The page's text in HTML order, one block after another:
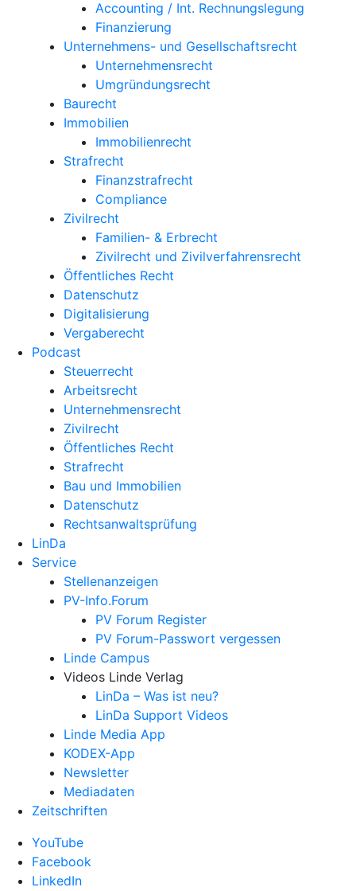
Accounting / Int. Rechnungslegung
Finanzierung
Unternehmens- und Gesellschaftsrecht
Unternehmensrecht
Umgründungsrecht
Baurecht
Immobilien
Immobilienrecht
Strafrecht
Finanzstrafrecht
Compliance
Zivilrecht
Familien- & Erbrecht
Zivilrecht und Zivilverfahrensrecht
Öffentliches Recht
Datenschutz
Digitalisierung
Vergaberecht
Podcast
Steuerrecht
Arbeitsrecht
Unternehmens­recht
Zivilrecht
Öffentliches Recht
Strafrecht
Bau und Immobilien
Datenschutz
Rechtsanwalts­prüfung
LinDa
Service
Stellenanzeigen
PV-Info.Forum
PV Forum Register
PV Forum-Passwort vergessen
Linde Campus
Videos Linde Verlag
LinDa – Was ist neu?
LinDa Support Videos
Linde Media App
KODEX-App
Newsletter
Mediadaten
Zeitschriften
YouTube
Facebook
LinkedIn